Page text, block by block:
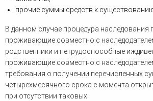
прочие суммы средств к
В данном случае процедура наследования
проживающие совместно с
родственники и нетрудоспособные
проживающие совместно с
требования о получении перечисленных
четырехмесячного срока с момента
при отсутствии таковых.